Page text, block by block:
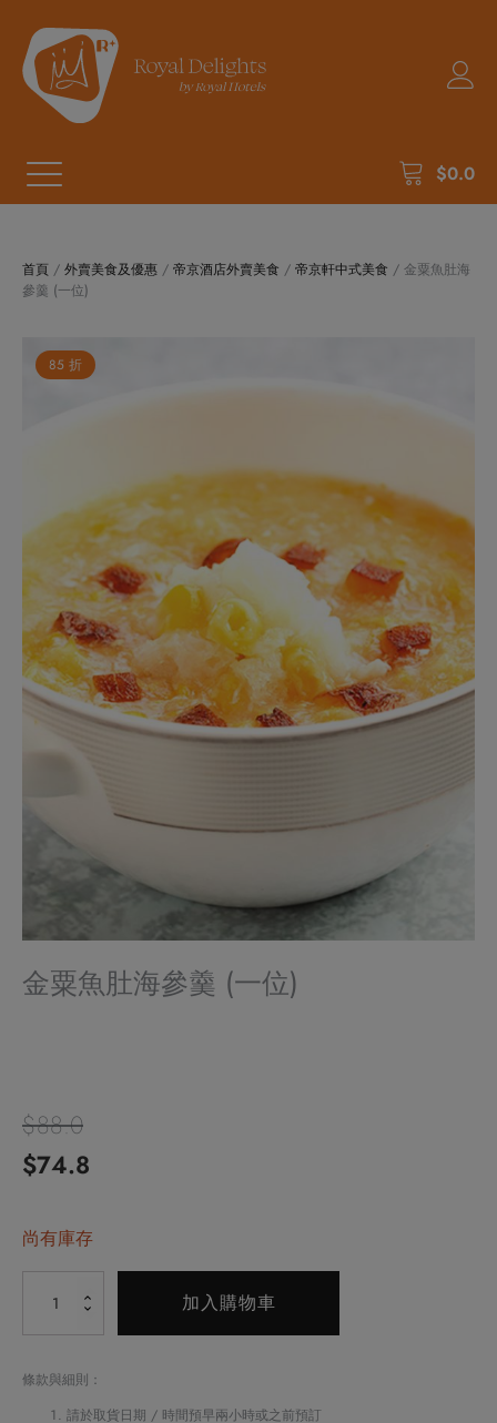
$0.0
首頁 / 外賣美食及優惠 / 帝京酒店外賣美食 / 帝京軒中式美食 / 金粟魚肚海
參羹 (一位)
85 折
金粟魚肚海參羹 (一位)
$88.0
原
價
格：
$88.0。
$74.8
價
格：
尚有庫存
肚
加入購物車
條款與細則：
請於取貨日期 / 時間預早兩小時或之前預訂